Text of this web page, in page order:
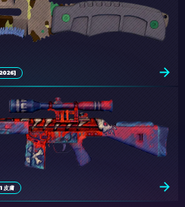
皮膚